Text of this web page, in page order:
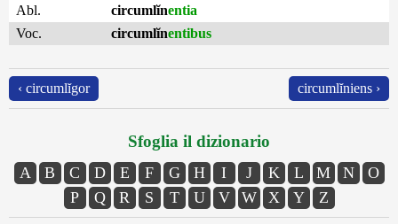
Abl.
circumlĭnentia
Voc.
circumlĭnentibus
‹ circumlĭgor circumlĭniens ›
Sfoglia il dizionario
A B C D E F G H I J K L M N
O
P
Q R S T U V W X Y Z